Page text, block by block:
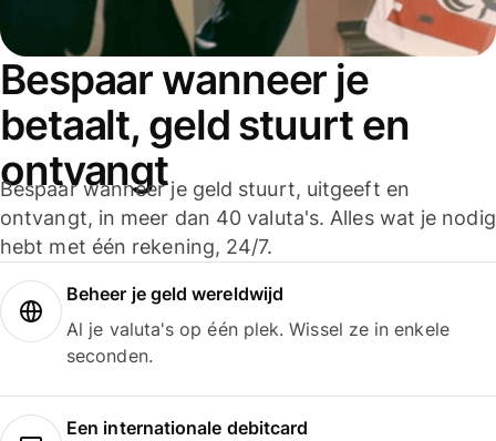
Bespaar wanneer je
betaalt, geld stuurt en
ontvangt
Bespaar wanneer je geld stuurt, uitgeeft en
ontvangt, in meer dan 40 valuta's. Alles wat je nodig
hebt met één rekening, 24/7.
Beheer je geld wereldwijd
Al je valuta's op één plek. Wissel ze in enkele
seconden.
Een internationale debitcard